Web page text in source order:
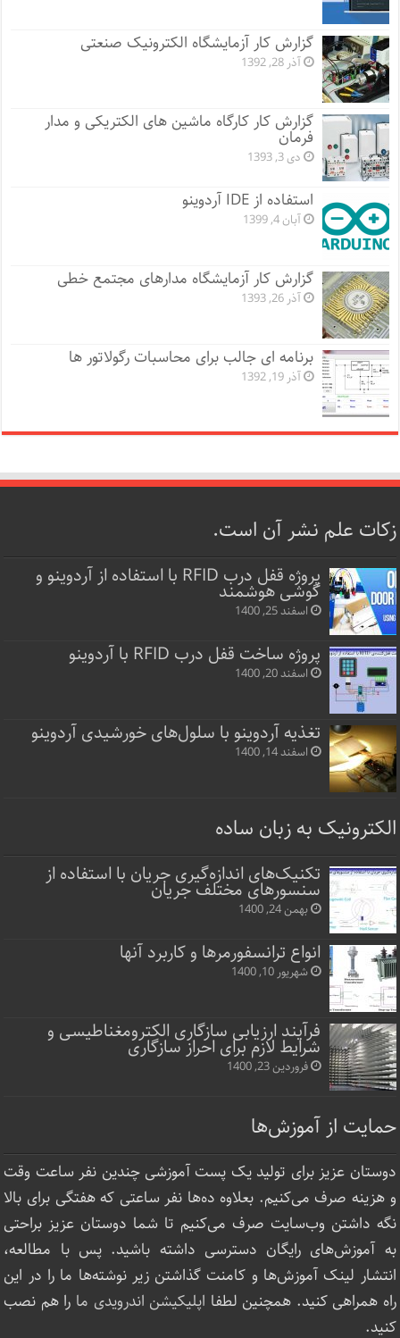
گزارش کار آزمایشگاه الکترونیک صنعتی
آذر 28, 1392
گزارش کار کارگاه ماشین های الکتریکی و مدار
فرمان
دی 3, 1393
استفاده از IDE آردوینو
آبان 4, 1399
گزارش کار آزمایشگاه مدارهای مجتمع خطی
آذر 26, 1393
برنامه ای جالب برای محاسبات رگولاتور ها
آذر 19, 1392
زکات علم نشر آن است.
پروژه قفل‌ درب RFID با استفاده از آردوینو و
گوشی هوشمند
اسفند 25, 1400
پروژه ساخت قفل‌ درب RFID با آردوینو
اسفند 20, 1400
تغذیه آردوینو با سلول‌های خورشیدی آردوینو
اسفند 14, 1400
الکترونیک به زبان ساده
تکنیک‌های اندازه‌گیری جریان با استفاده از
سنسورهای مختلف جریان
بهمن 24, 1400
انواع ترانسفورمرها و کاربرد آنها
شهریور 10, 1400
فرآیند ارزیابی سازگاری الکترومغناطیسی و
شرایط لازم برای احراز سازگاری
فروردین 23, 1400
حمایت از آموزش‌ها
دوستان عزیز برای تولید یک پست آموزشی چندین نفر ساعت‌ وقت
و هزینه صرف می‌کنیم. بعلاوه ده‌ها نفر ساعتی که هفتگی برای بالا
نگه داشتن وب‌سایت صرف ‌می‌کنیم تا شما دوستان عزیز براحتی
به آموزش‌های رایگان دسترسی داشته باشید. پس با مطالعه،
انتشار لینک‌ آموزش‌ها و کامنت گذاشتن زیر نوشته‌‌ها ما را در این
راه همراهی کنید. همچنین لطفا اپلیکیشن اندرویدی ما را هم نصب
کنید.